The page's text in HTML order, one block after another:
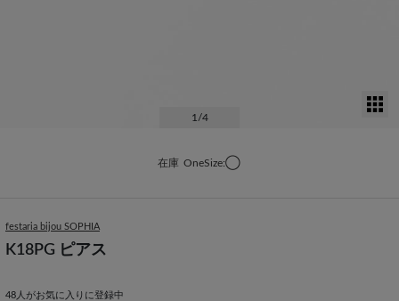
1 /4
在庫 OneSize:◯
festaria bijou SOPHIA
K18PG ピアス
48 人がお気に入りに登録中